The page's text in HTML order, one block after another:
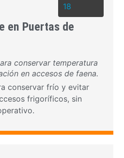
en Puertas de
conservar temperatura
en accesos de faena.
conservar frío y evitar
frigoríficos, sin